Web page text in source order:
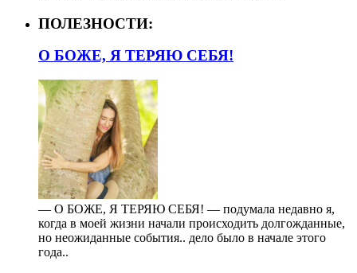
ПОЛЕЗНОСТИ:
О БОЖЕ, Я ТЕРЯЮ СЕБЯ!
— О БОЖЕ, Я ТЕРЯЮ СЕБЯ! — подумала недавно я,
когда в моей жизни начали происходить долгожданные,
но неожиданные события.. дело было в начале этого
года..